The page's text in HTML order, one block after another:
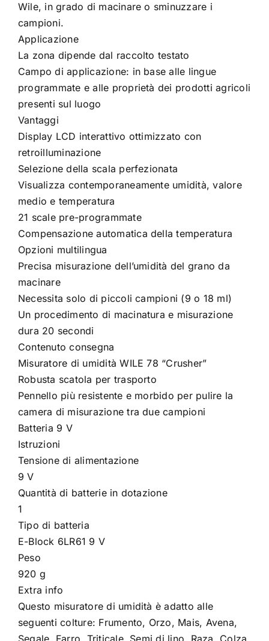
Wile, in grado di macinare o sminuzzare i
campioni.
Applicazione
La zona dipende dal raccolto testato
Campo di applicazione: in base alle lingue
programmate e alle proprietà dei prodotti agricoli
presenti sul luogo
Vantaggi
Display LCD interattivo ottimizzato con
retroilluminazione
Selezione della scala perfezionata
Visualizza contemporaneamente umidità, valore
medio e temperatura
21 scale pre-programmate
Compensazione automatica della temperatura
Opzioni multilingua
Precisa misurazione dell’umidità del grano da
macinare
Necessita solo di piccoli campioni (9 o 18 ml)
Un procedimento di macinatura e misurazione
dura 20 secondi
Contenuto consegna
Misuratore di umidità WILE 78 “Crusher”
Robusta scatola per trasporto
Pennello più resistente e morbido per pulire la
camera di misurazione tra due campioni
Batteria 9 V
Istruzioni
Tensione di alimentazione
9 V
Quantità di batterie in dotazione
1
Tipo di batteria
E-Block 6LR61 9 V
Peso
920 g
Extra info
Questo misuratore di umidità è adatto alle
seguenti colture: Frumento, Orzo, Mais, Avena,
Segale, Farro, Triticale, Semi di lino, Raza, Colza,